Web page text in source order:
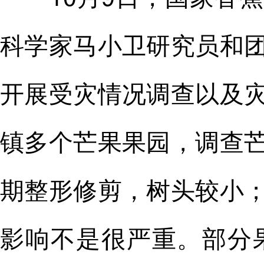
科学家马小卫研究员和
开展受灾情况调查以及
镇多个芒果果园，调查
期整形修剪，树头较小
影响不是很严重。部